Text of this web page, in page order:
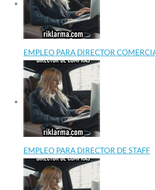
EMPLEO PARA DIRECTOR
EMPLEO PARA DIRECTOR DE STAFF